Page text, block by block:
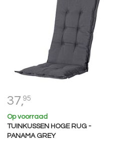
37,95
Op voorraad
TUINKUSSEN HOGE RUG -
PANAMA GREY